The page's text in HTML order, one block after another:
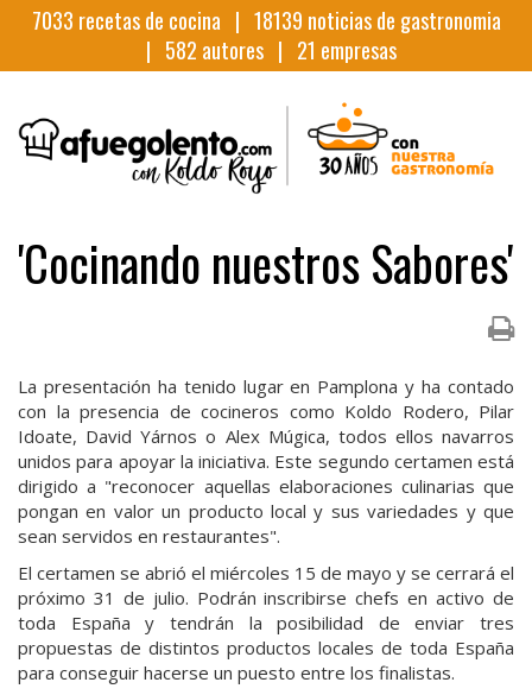
7033 recetas de cocina | 18139 noticias de gastronomia
| 582 autores | 21 empresas
'Cocinando nuestros Sabores'
La presentación ha tenido lugar en Pamplona y ha contado
con la presencia de cocineros como Koldo Rodero, Pilar
Idoate, David Yárnos o Alex Múgica, todos ellos navarros
unidos para apoyar la iniciativa. Este segundo certamen está
dirigido a "reconocer aquellas elaboraciones culinarias que
pongan en valor un producto local y sus variedades y que
sean servidos en restaurantes".
El certamen se abrió el miércoles 15 de mayo y se cerrará el
próximo 31 de julio. Podrán inscribirse chefs en activo de
toda España y tendrán la posibilidad de enviar tres
propuestas de distintos productos locales de toda España
para conseguir hacerse un puesto entre los finalistas.